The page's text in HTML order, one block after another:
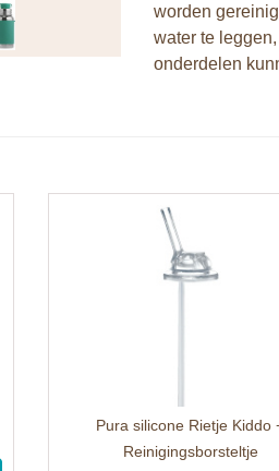
worden
water te
onderdelen
Pura silicone Rietje Kiddo
Reinigingsborsteltje